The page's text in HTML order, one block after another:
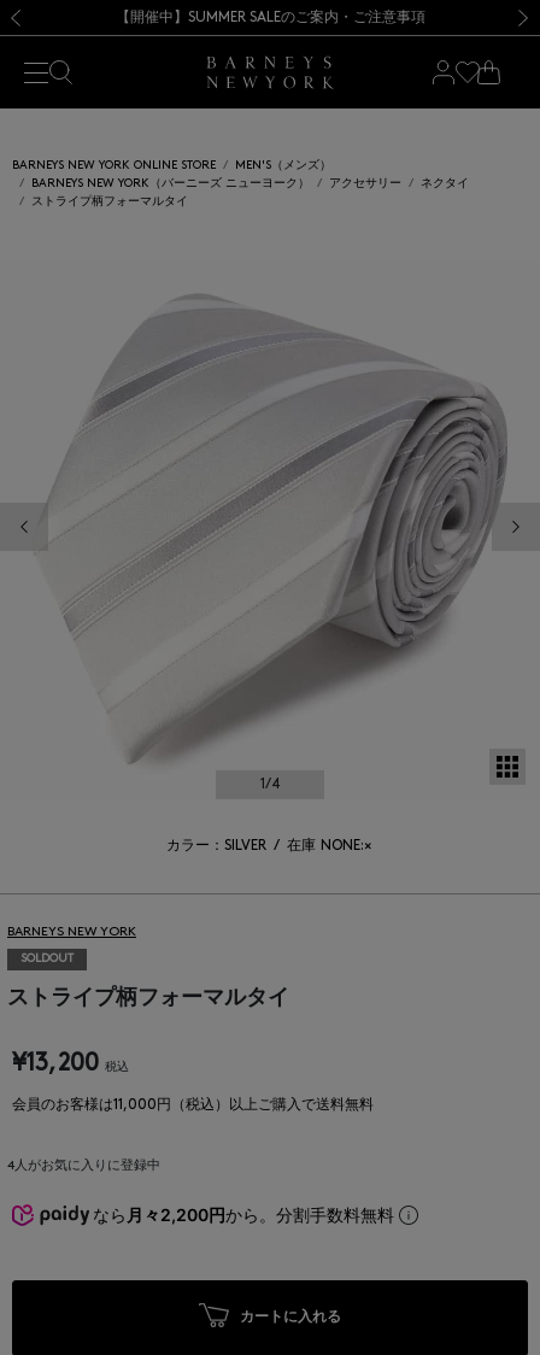
熊本県を中心とした地震の影響によるお荷物のお届けについて
【開催中】SUMMER SALEのご案内・ご注意事項
BARNEYS NEW YORK ONLINE STORE
MEN'S（メンズ）
BARNEYS NEW YORK（バーニーズ ニューヨーク）
アクセサリー
ネクタイ
ストライプ柄フォーマルタイ
1/4
カラー：SILVER / 在庫 NONE:×
BARNEYS NEW YORK
SOLDOUT
ストライプ柄フォーマルタイ
¥13,200 税込
会員のお客様は11,000円（税込）以上ご購入で送料無料
4人がお気に入りに登録中
なら 月々2,200円から。分割手数料無料
カートに入れる